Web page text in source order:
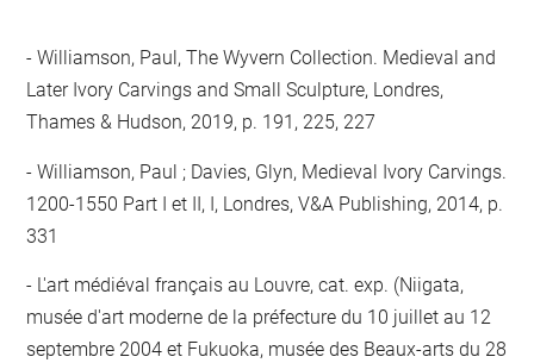
Williamson, Paul, The Wyvern Collection. Medieval and
Later Ivory Carvings and Small Sculpture, Londres,
Thames & Hudson, 2019, p. 191, 225, 227
Williamson, Paul ; Davies, Glyn, Medieval Ivory Carvings.
1200-1550 Part I et II, I, Londres, V&A Publishing, 2014, p.
331
L'art médiéval français au Louvre, cat. exp. (Niigata,
musée d'art moderne de la préfecture du 10 juillet au 12
septembre 2004 et Fukuoka, musée des Beaux-arts du 28